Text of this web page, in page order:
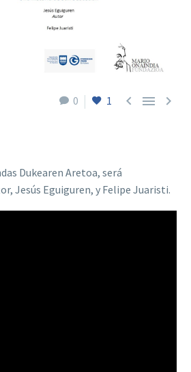
0 1   
Dukearen Aretoa, será
Jesús Eguiguren, y Felipe Juaristi.